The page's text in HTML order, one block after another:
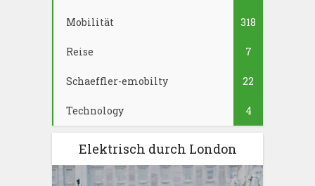
Mobilität 318
Reise 7
Schaeffler-emobilty 22
Technology 4
Elektrisch durch London